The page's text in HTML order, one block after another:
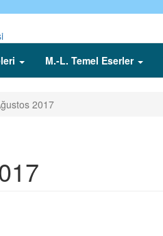
M.-L. Temel Eserler
2017